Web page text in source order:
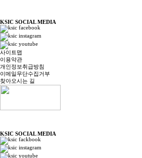
KSIC SOCIAL MEDIA
사이트맵
이용약관
개인정보취급방침
이메일무단수집거부
찾아오시는 길
KSIC SOCIAL MEDIA